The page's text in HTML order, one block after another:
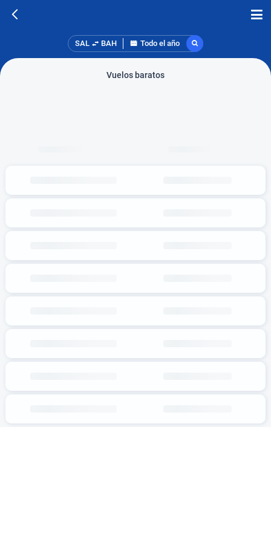
SAL BAH Todo el año
Vuelos baratos